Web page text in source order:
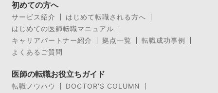
初めての方へ
サービス紹介
はじめて転職される方へ
はじめての医師転職マニュアル
キャリアパートナー紹介
拠点一覧
転職成功事例
よくあるご質問
医師の転職お役立ちガイド
転職ノウハウ
DOCTOR’S COLUMN